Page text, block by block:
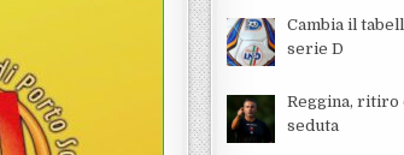
Cambia il
serie D
Reggina, ritiro
seduta